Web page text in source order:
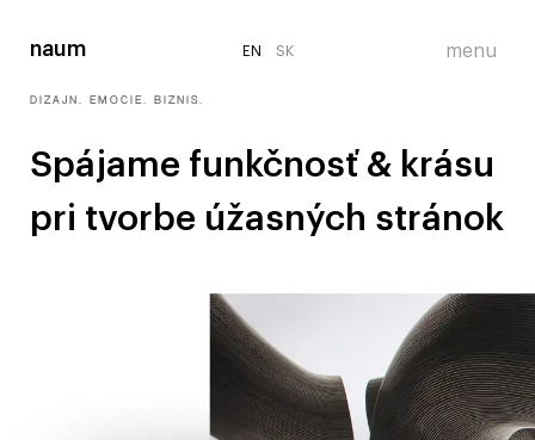
EN SK
EN SK
EN SK
DIZAJN. EMÓCIE. BIZNIS.
Spájame funkčnosť & krásu
pri tvorbe úžasných stránok